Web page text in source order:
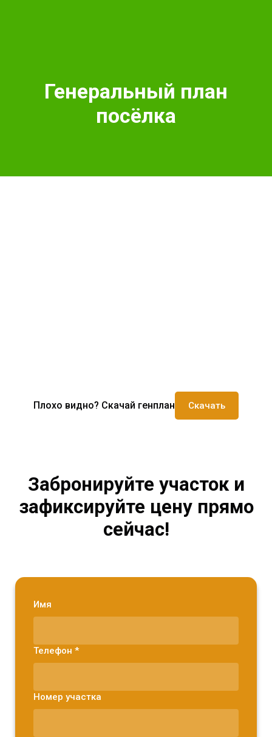
Генеральный план
посёлка
Скачать
Плохо видно? Скачай генплан
Забронируйте участок и
зафиксируйте цену прямо
сейчас!
Имя
Телефон *
Номер участка